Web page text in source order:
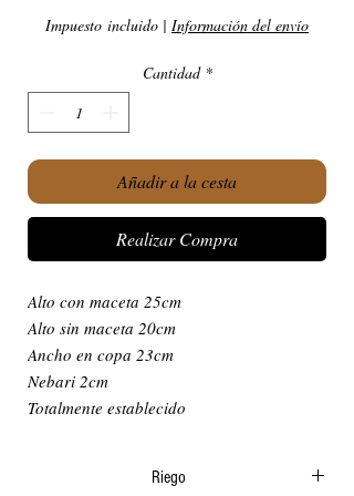
Impuesto incluido | Información del envío
Cantidad *
Añadir a la cesta
Realizar Compra
Alto con maceta 25cm
Alto sin maceta 20cm
Ancho en copa 23cm
Nebari 2cm
Totalmente establecido
Riego